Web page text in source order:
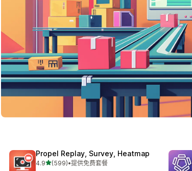
Propel Replay, Survey, Heatmap
4.9星（满分 5 星）
(599)
总共 599 条评论
•提供免费套餐